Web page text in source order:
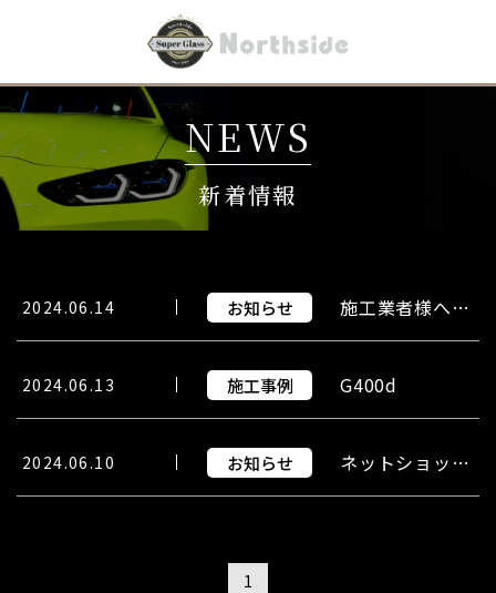
NEWS
新着情報
2024.06.14 お知らせ 施工業者様へのお知らせ
2024.06.13 施工事例 G400d
2024.06.10 お知らせ ネットショップ移転のお知らせ
1